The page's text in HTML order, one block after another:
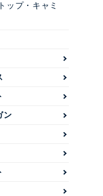
ップ・キャミ
ン